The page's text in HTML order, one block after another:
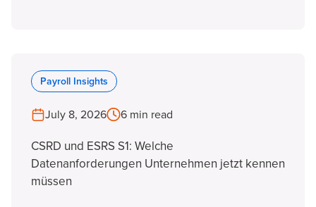
Payroll Insights
July 8, 2026 6 min read
CSRD und ESRS S1: Welche
Datenanforderungen Unternehmen jetzt kennen
müssen